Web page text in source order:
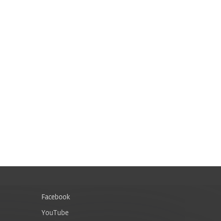
Facebook
YouTube